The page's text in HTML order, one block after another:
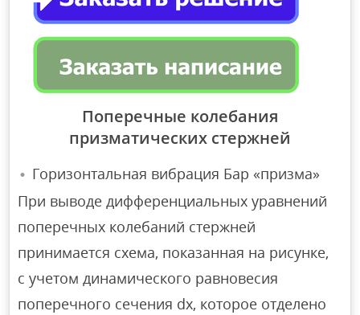
Поперечные колебания
призматических стержней
Горизонтальная вибрация Бар «призма»
При выводе дифференциальных уравнений
поперечных колебаний стержней
принимается схема, показанная на рисунке,
с учетом динамического равновесия
поперечного сечения dx, которое отделено